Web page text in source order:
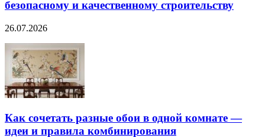
безопасному и качественному строительству
26.07.2026
Как сочетать разные обои в одной комнате —
идеи и правила комбинирования